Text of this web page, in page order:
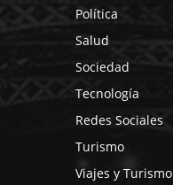
Política
Salud
Sociedad
Tecnología
Redes Sociales
Turismo
Viajes y Turismo